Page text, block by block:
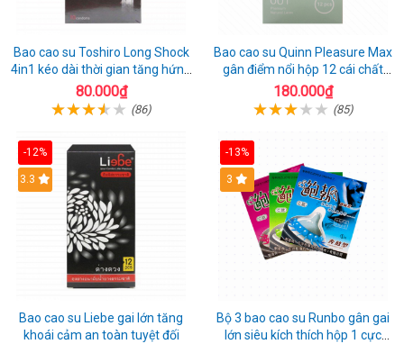
Bao cao su Toshiro Long Shock
4in1 kéo dài thời gian tăng hứng
thú hộp 10
80.000₫
(86)
Bao cao su Quinn Pleasure Max
gân điểm nổi hộp 12 cái chất
lượng
180.000₫
(85)
-12%
3.3
Bao cao su Liebe gai lớn tăng
khoái cảm an toàn tuyệt đối
-13%
3
Bộ 3 bao cao su Runbo gân gai
lớn siêu kích thích hộp 1 cực